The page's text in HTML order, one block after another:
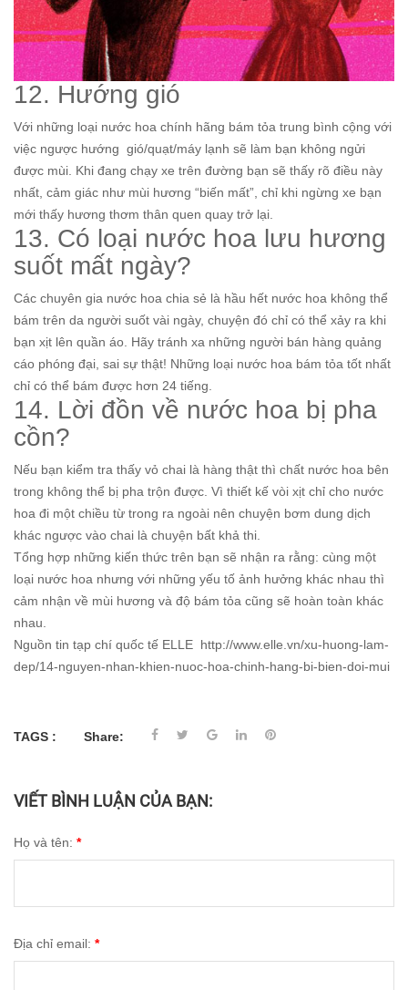
12. Hướng gió
Với những loại nước hoa chính hãng bám tỏa trung bình cộng với
việc ngược hướng gió/quạt/máy lạnh sẽ làm bạn không ngửi
được mùi. Khi đang chạy xe trên đường bạn sẽ thấy rõ điều này
nhất, cảm giác như mùi hương “biến mất”, chỉ khi ngừng xe bạn
mới thấy hương thơm thân quen quay trở lại.
13. Có loại nước hoa lưu hương
suốt mất ngày?
Các chuyên gia nước hoa chia sẻ là hầu hết nước hoa không thể
bám trên da người suốt vài ngày, chuyện đó chỉ có thể xảy ra khi
bạn xịt lên quần áo. Hãy tránh xa những người bán hàng quảng
cáo phóng đại, sai sự thật! Những loại nước hoa bám tỏa tốt nhất
chỉ có thể bám được hơn 24 tiếng.
14. Lời đồn về nước hoa bị pha
cồn?
Nếu bạn kiểm tra thấy vỏ chai là hàng thật thì chất nước hoa bên
trong không thể bị pha trộn được. Vì thiết kế vòi xịt chỉ cho nước
hoa đi một chiều từ trong ra ngoài nên chuyện bơm dung dịch
khác ngược vào chai là chuyện bất khả thi.
Tổng hợp những kiến thức trên bạn sẽ nhận ra rằng: cùng một
loại nước hoa nhưng với những yếu tố ảnh hưởng khác nhau thì
cảm nhận về mùi hương và độ bám tỏa cũng sẽ hoàn toàn khác
nhau.
Nguồn tin tạp chí quốc tế ELLE http://www.elle.vn/xu-huong-lam-
dep/14-nguyen-nhan-khien-nuoc-hoa-chinh-hang-bi-bien-doi-mui
TAGS : Share:
VIẾT BÌNH LUẬN CỦA BẠN:
Họ và tên: *
Địa chỉ email: *